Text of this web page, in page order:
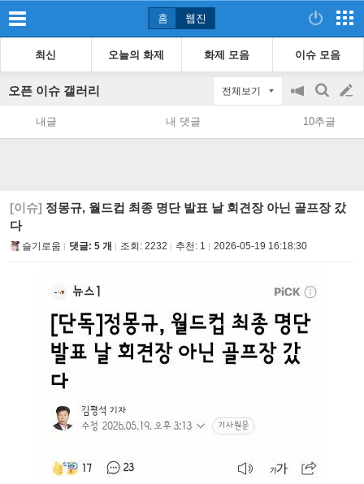
홈 웹진
최신 오늘의 화제 화제 모음 이슈 모음
오픈 이슈 갤러리 전체보기
공
지
on/off
검
색
글
쓰
내글 내 댓글 10추글
[이슈] 정몽규, 월드컵 최종 명단 발표 날 회견장 아닌 골프장 갔
다
슬기로움 댓글: 5 개 조회: 2232 추천: 1 2026-05-19 16:18:30